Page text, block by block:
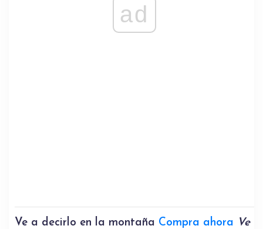
ad
Ve a decirlo en la montaña Compra ahora Ve